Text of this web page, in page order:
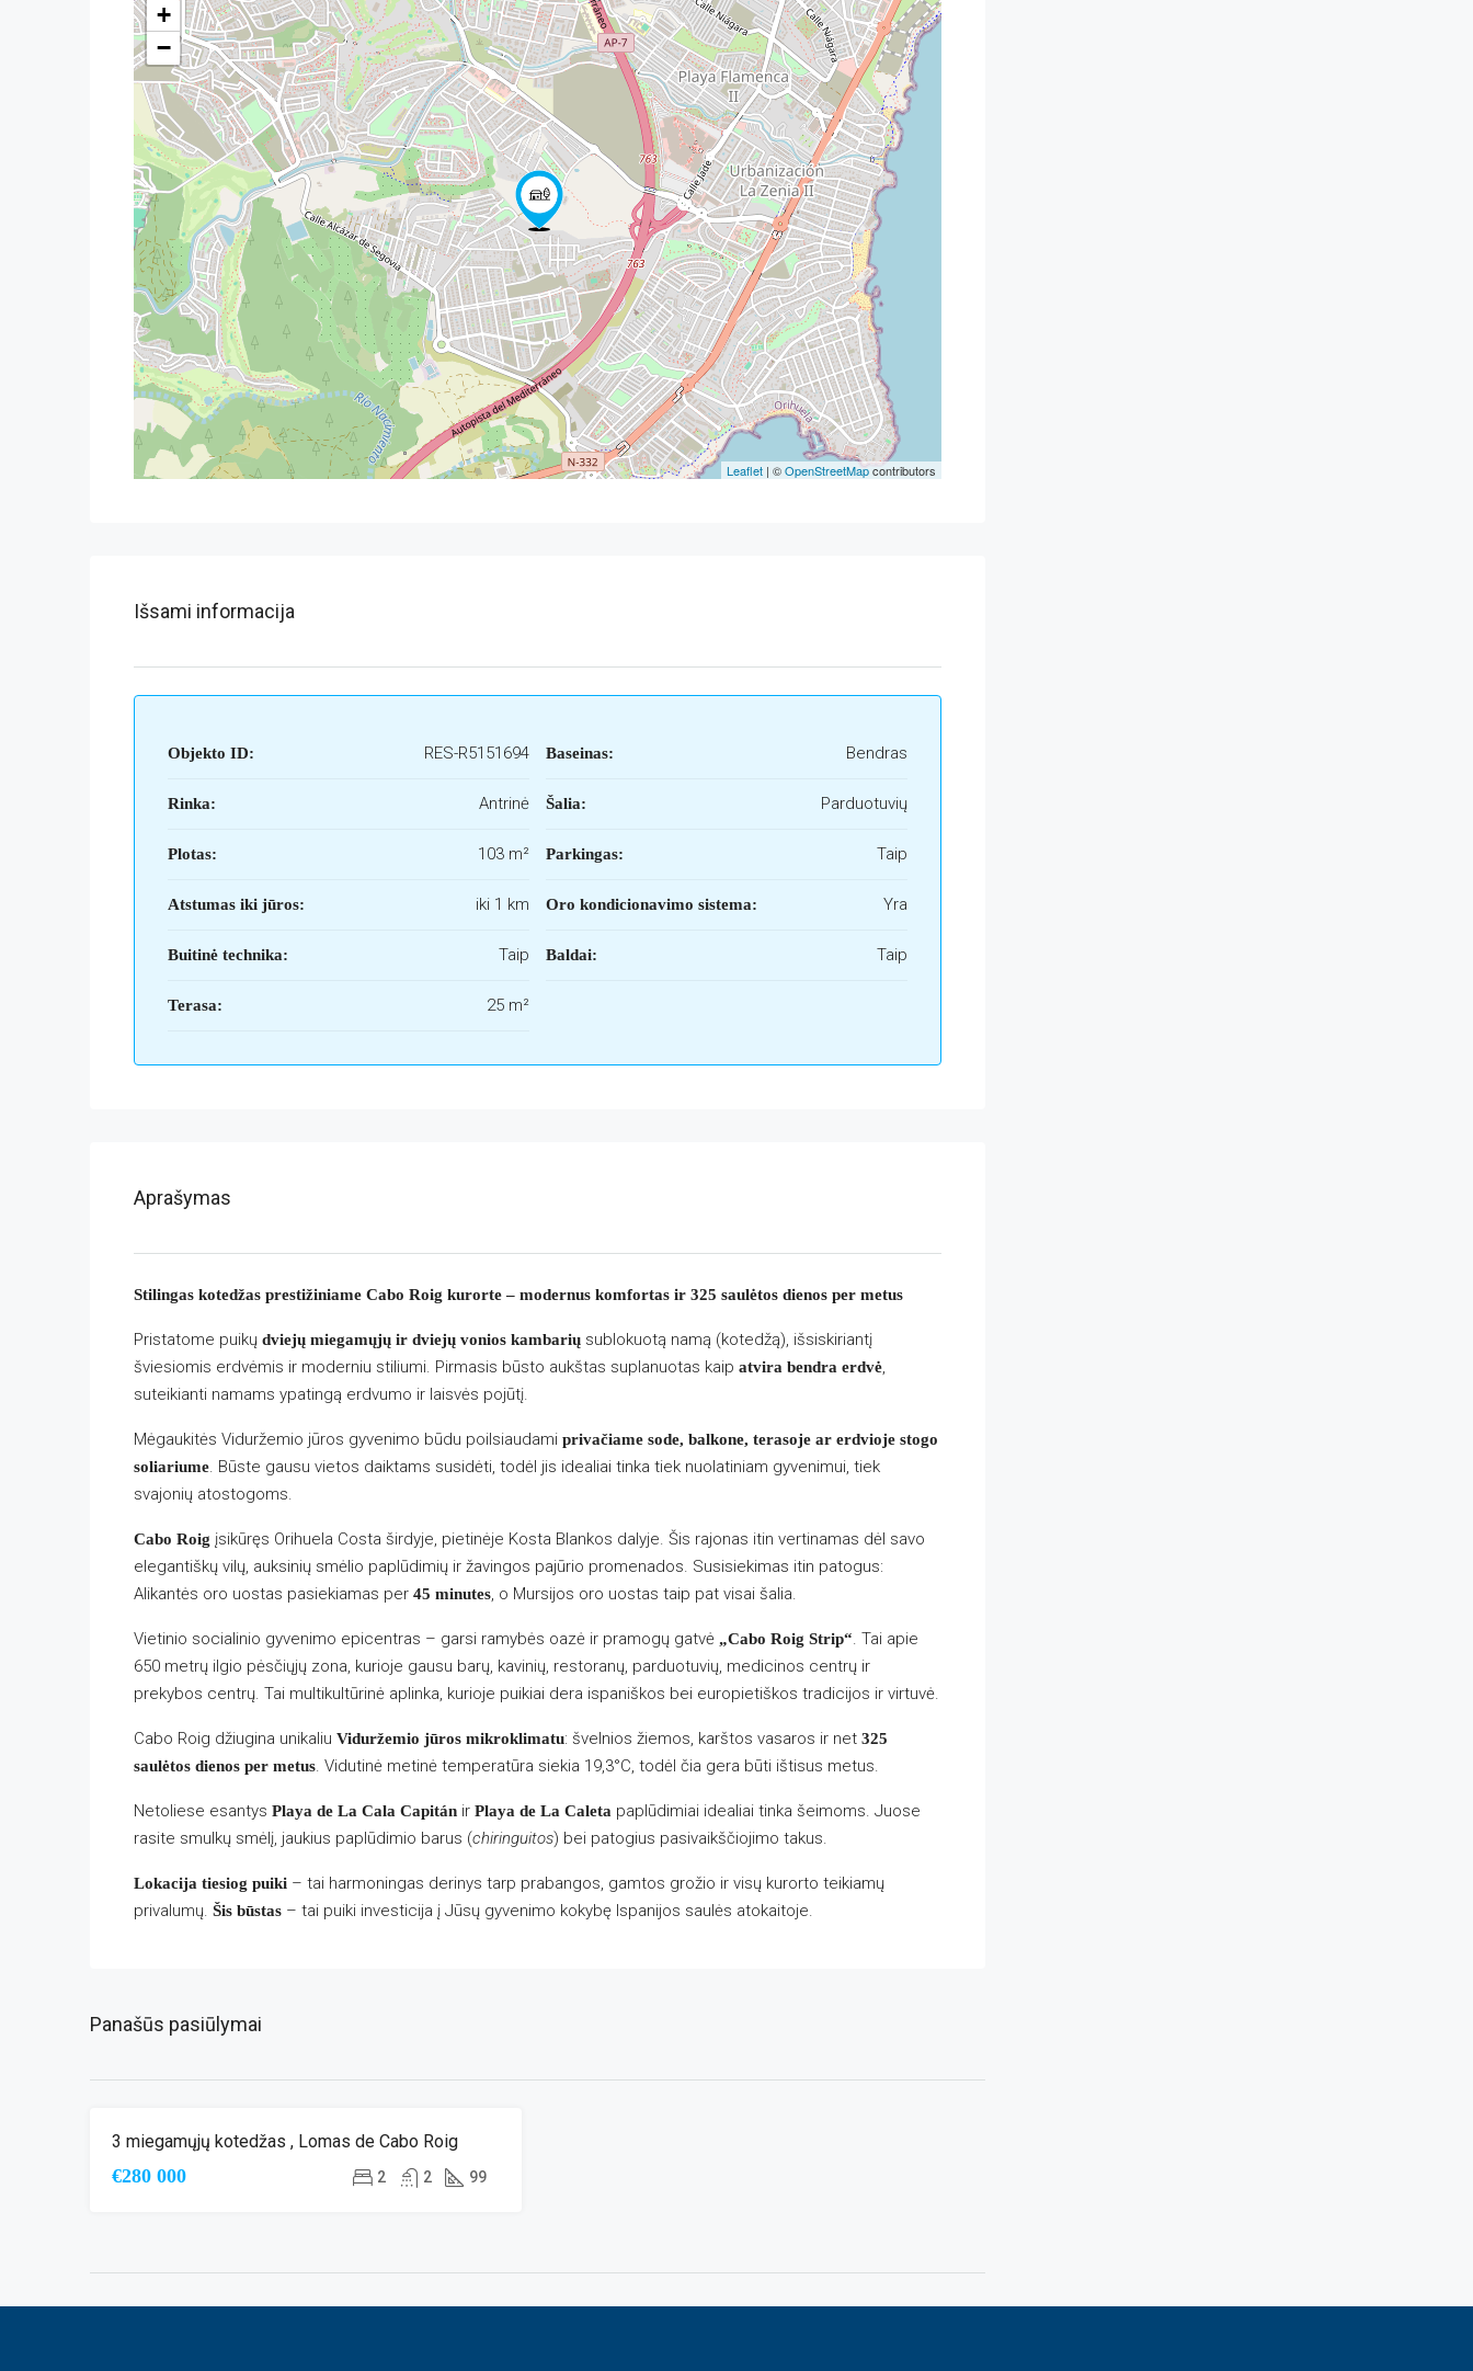
+
−
Leaflet | ©OpenStreetMapcontributors
Išsami informacija
Objekto ID: RES-R5151694
Rinka: Antrinė
Plotas: 103 m²
Atstumas iki jūros: iki 1 km
Buitinė technika: Taip
Terasa: 25 m²
Baseinas: Bendras
Šalia: Parduotuvių
Parkingas: Taip
Oro kondicionavimo sistema: Yra
Baldai: Taip
Aprašymas
Stilingas kotedžas prestižiniame Cabo Roig kurorte – modernus komfortas ir 325 saulėtos dienos per metus
Pristatome puikų dviejų miegamųjų ir dviejų vonios kambarių sublokuotą namą (kotedžą), išsiskiriantį
šviesiomis erdvėmis ir moderniu stiliumi. Pirmasis būsto aukštas suplanuotas kaip atvira bendra erdvė,
suteikianti namams ypatingą erdvumo ir laisvės pojūtį.
Mėgaukitės Viduržemio jūros gyvenimo būdu poilsiaudami privačiame sode, balkone, terasoje ar erdvioje stogo
soliariume. Būste gausu vietos daiktams susidėti, todėl jis idealiai tinka tiek nuolatiniam gyvenimui, tiek
svajonių atostogoms.
Cabo Roig įsikūręs Orihuela Costa širdyje, pietinėje Kosta Blankos dalyje. Šis rajonas itin vertinamas dėl savo
elegantiškų vilų, auksinių smėlio paplūdimių ir žavingos pajūrio promenados. Susisiekimas itin patogus:
Alikantės oro uostas pasiekiamas per 45 minutes, o Mursijos oro uostas taip pat visai šalia.
Vietinio socialinio gyvenimo epicentras – garsi ramybės oazė ir pramogų gatvė „Cabo Roig Strip“. Tai apie
650 metrų ilgio pėsčiųjų zona, kurioje gausu barų, kavinių, restoranų, parduotuvių, medicinos centrų ir
prekybos centrų. Tai multikultūrinė aplinka, kurioje puikiai dera ispaniškos bei europietiškos tradicijos ir virtuvė.
Cabo Roig džiugina unikaliu Viduržemio jūros mikroklimatu: švelnios žiemos, karštos vasaros ir net 325
saulėtos dienos per metus. Vidutinė metinė temperatūra siekia 19,3°C, todėl čia gera būti ištisus metus.
Netoliese esantys Playa de La Cala Capitán ir Playa de La Caleta paplūdimiai idealiai tinka šeimoms. Juose
rasite smulkų smėlį, jaukius paplūdimio barus (chiringuitos) bei patogius pasivaikščiojimo takus.
Lokacija tiesiog puiki – tai harmoningas derinys tarp prabangos, gamtos grožio ir visų kurorto teikiamų
privalumų. Šis būstas – tai puiki investicija į Jūsų gyvenimo kokybę Ispanijos saulės atokaitoje.
Panašūs pasiūlymai
ANTRINĖ RINKA VAIZDAS Į JŪRĄ
3 miegamųjų kotedžas , Lomas de Cabo Roig
€280 000 2 2 99